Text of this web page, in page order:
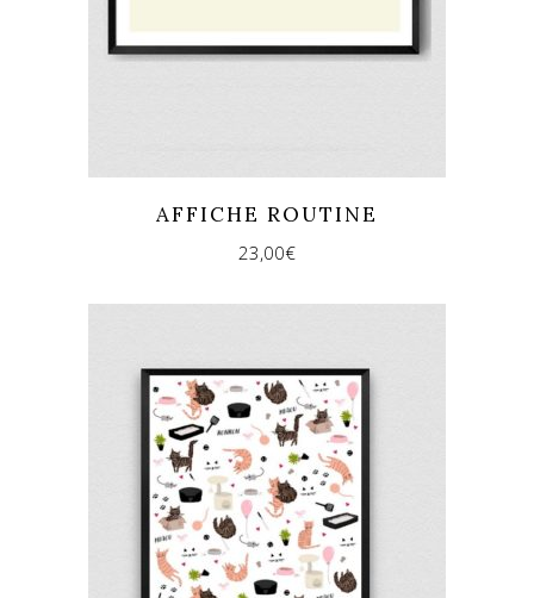
AFFICHE ROUTINE
23,00€